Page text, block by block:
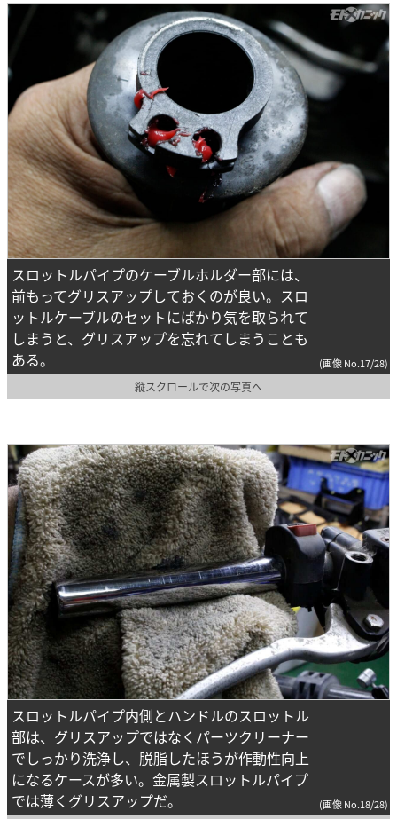
スロットルパイプのケーブルホルダー部には、
前もってグリスアップしておくのが良い。スロ
ットルケーブルのセットにばかり気を取られて
しまうと、グリスアップを忘れてしまうことも
ある。
(画像 No.17/28)
縦スクロールで次の写真へ
スロットルパイプ内側とハンドルのスロットル
部は、グリスアップではなくパーツクリーナー
でしっかり洗浄し、脱脂したほうが作動性向上
になるケースが多い。金属製スロットルパイプ
では薄くグリスアップだ。
(画像 No.18/28)